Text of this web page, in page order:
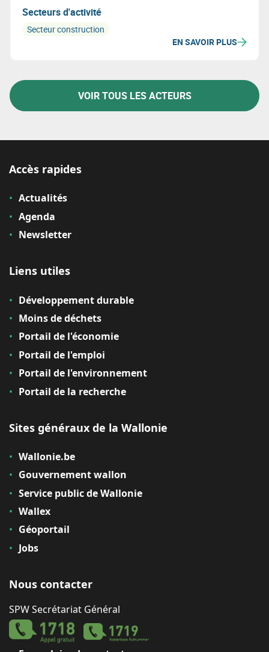
Secteurs d'activité
Secteur construction
EN SAVOIR PLUS
VOIR TOUS LES ACTEURS
Accès rapides
Actualités
Agenda
Newsletter
Liens utiles
Développement durable
Moins de déchets
Portail de l'économie
Portail de l'emploi
Portail de l'environnement
Portail de la recherche
Sites généraux de la Wallonie
Wallonie.be
Gouvernement wallon
Service public de Wallonie
Wallex
Géoportail
Jobs
Nous contacter
SPW Secrétariat Général